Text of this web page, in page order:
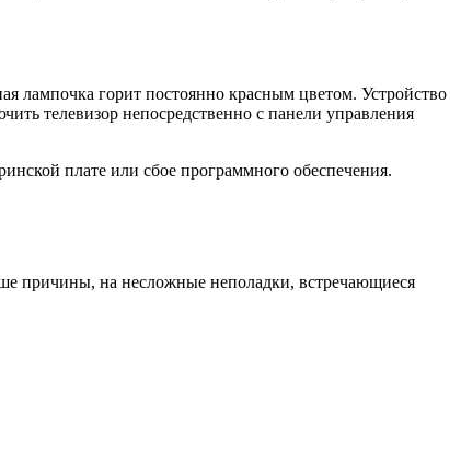
лампочка горит постоянно красным цветом. Устройство
телевизор непосредственно с панели управления
плате или сбое программного обеспечения.
причины, на несложные неполадки, встречающиеся